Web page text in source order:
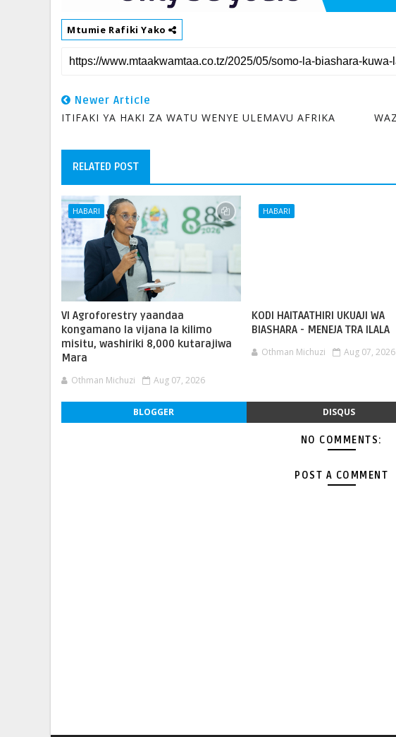
Mtumie Rafiki Yako
Newer Article
ITIFAKI YA HAKI ZA WATU WENYE ULEMAVU AFRIKA
RELATED POST
HABARI
VI Agroforestry yaandaa
kongamano la vijana la kilimo
misitu, washiriki 8,000 kutarajiwa
Mara
Othman Michuzi Aug 07, 2026
HABARI
KODI HAITAATHIRI UKUAJI WA
BIASHARA - MENEJA TRA ILALA
Othman Michuzi Aug 07, 2026
BLOGGER DISQUS
NO COMMENTS:
POST A COMMENT